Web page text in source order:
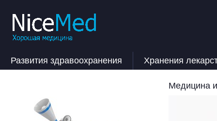
Развития здравоохранения Хранения
Медицина